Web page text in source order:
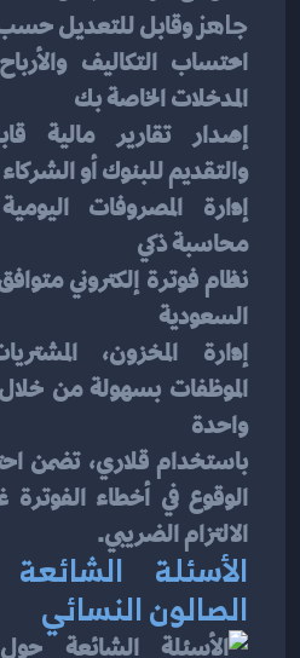
جاهز وقابل للتعديل
المدخلات الخاصة بك
والتقديم للبنوك أو الشركاء
محاسبة ذكي
السعودية
واحدة
الالتزام الضريبي.
الصالون النسائي